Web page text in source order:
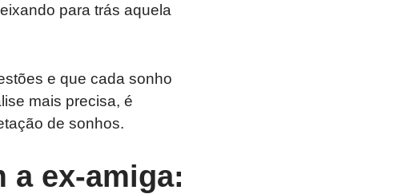
para trás aquela
e que cada sonho
mais precisa, é
de sonhos.
a ex-amiga: